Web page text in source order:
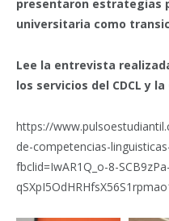
presentaron estrategias
universitaria como
Lee la entrevista
los servicios del CDCL y
https://
de-competencias-
fbclid=IwAR1Q_o-8-